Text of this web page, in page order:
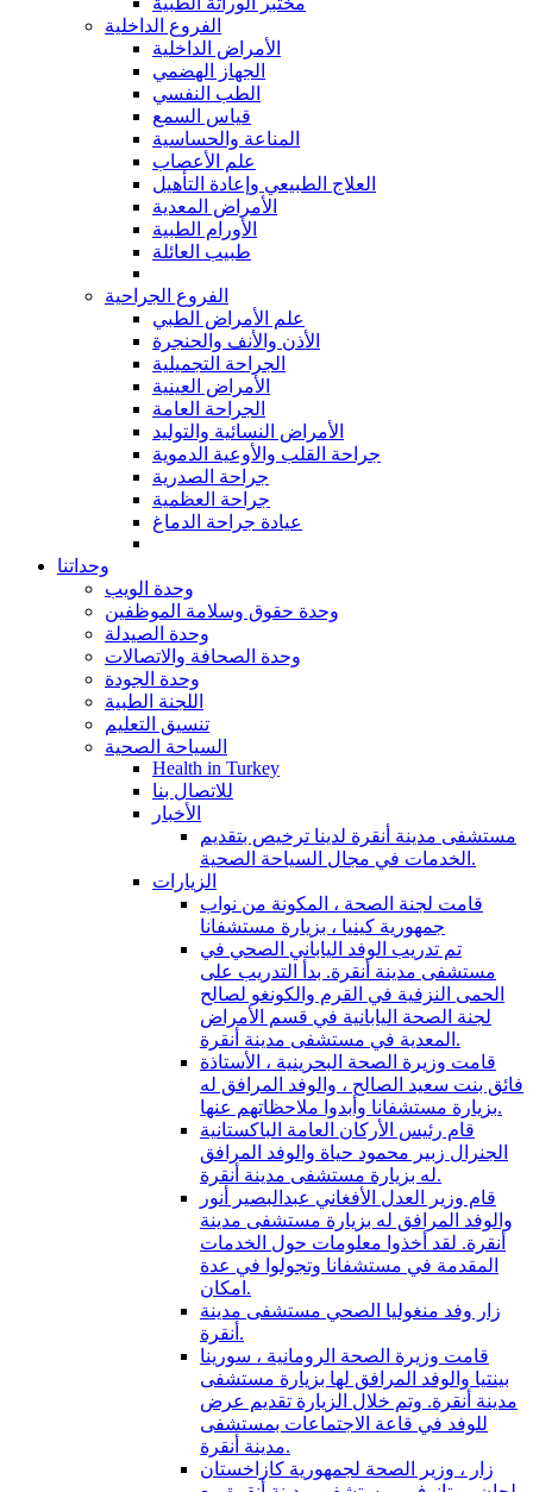
الفروع الداخلية
الأمراض الداخلية
الجهاز الهضمي
الطب النفسي
قياس السمع
المناعة والحساسية
علم الأعصاب
العلاج الطبيعي وإعادة التأهيل
الأمراض المعدية
الأورام الطبية
طبيب العائلة
الفروع الجراحية
علم الأمراض الطبي
الأذن والأنف والحنجرة
الجراحة التجميلية
الأمراض العينية
الجراحة العامة
الأمراض النسائية والتوليد
جراحة القلب والأوعية الدموية
جراحة الصدرية
جراحة العظمية
عيادة جراحة الدماغ
وحداتنا
وحدة الويب
وحدة حقوق وسلامة الموظفين
وحدة الصيدلة
وحدة الصحافة والاتصالات
وحدة الجودة
اللجنة الطبية
تنسيق التعليم
السياحة الصحية
Health in Turkey
للاتصال بنا
الأخبار
مستشفى مدينة أنقرة لدينا ترخيص بتقديم
الخدمات في مجال السياحة الصحية.
الزيارات
قامت لجنة الصحة ، المكونة من نواب
جمهورية كينيا ، بزيارة مستشفانا
تم تدريب الوفد الياباني الصحي في
مستشفى مدينة أنقرة. بدأ التدريب على
الحمى النزفية في القرم والكونغو لصالح
لجنة الصحة اليابانية في قسم الأمراض
المعدية في مستشفى مدينة أنقرة.
قامت وزيرة الصحة البحرينية ، الأستاذة
فائق بنت سعيد الصالح ، والوفد المرافق له
بزيارة مستشفانا وأبدوا ملاحظاتهم عنها.
قام رئيس الأركان العامة الباكستانية
الجنرال زبير محمود حياة والوفد المرافق
له بزيارة مستشفى مدينة أنقرة.
قام وزير العدل الأفغاني عبدالبصير أنور
والوفد المرافق له بزيارة مستشفى مدينة
أنقرة. لقد أخذوا معلومات حول الخدمات
المقدمة في مستشفانا وتجولوا في عدة
امكان.
زار وفد منغوليا الصحي مستشفى مدينة
أنقرة.
قامت وزيرة الصحة الرومانية ، سورينا
بينتيا والوفد المرافق لها بزيارة مستشفى
مدينة أنقرة. وتم خلال الزيارة تقديم عرض
للوفد في قاعة الاجتماعات بمستشفى
مدينة أنقرة.
زار ، وزير الصحة لجمهورية كازاخستان